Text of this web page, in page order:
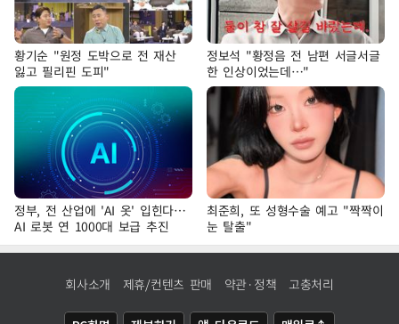
황기순 "원정 도박으로 전 재산
잃고 필리핀 도피"
정보석 "황정음 전 남편 서글서글
한 인상이었는데…"
정부, 전 산업에 'AI 옷' 입힌다…
AI 로봇 연 1000대 보급 추진
최준희, 또 성형수술 예고 "짝짝이
눈 탈출"
회사소개 제휴/컨텐츠 판매 약관·정책 고충처리